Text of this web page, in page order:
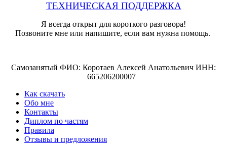
ТЕХНИЧЕСКАЯ ПОДДЕРЖКА
Я всегда открыт для короткого разговора!
Позвоните мне или напишите, если вам нужна помощь.
Самозанятый ФИО: Коротаев Алексей Анатольевич ИНН:
665206200007
Как скачать
Обо мне
Контакты
Диплом по частям
Правила
Отзывы и предложения